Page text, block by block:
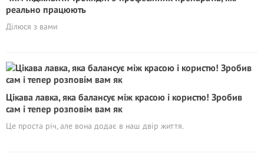
реально працюють
Ділюся з вами
Цікава лавка, яка балансує між красою і користю! Зробив
сам і тепер розповім вам як
Це проста річ, але вона додає в наш двір життя.